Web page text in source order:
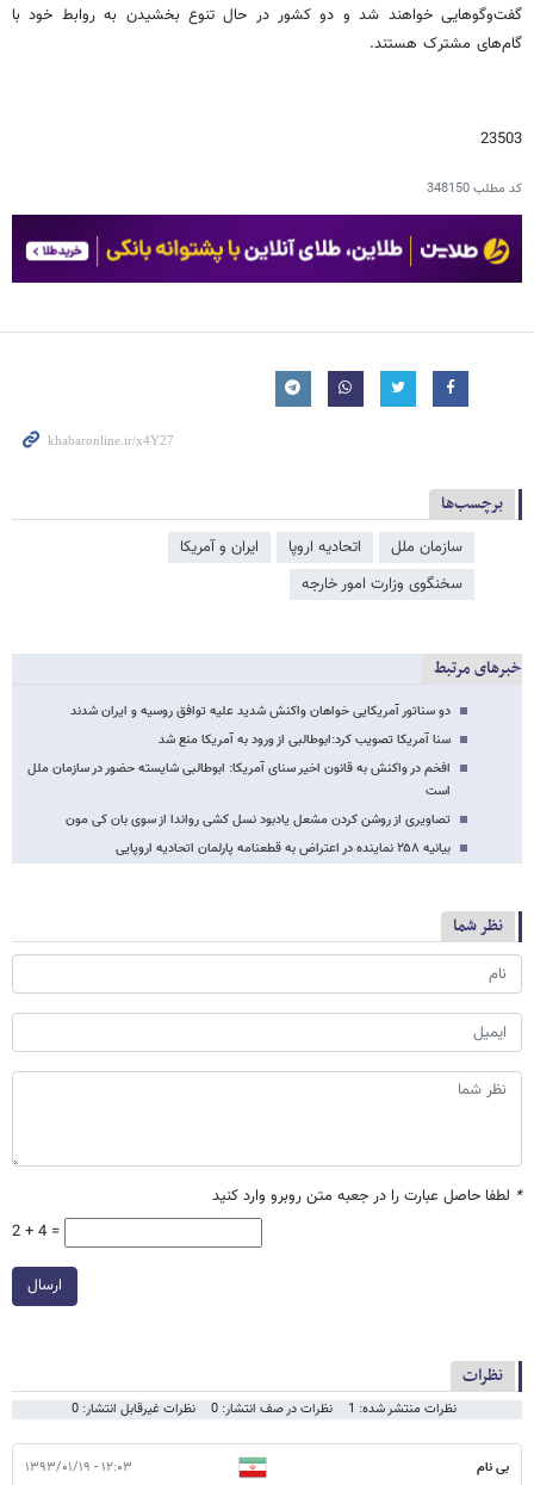
گفت‌وگوهایی خواهند شد و دو کشور در حال تنوع‌ بخشیدن به روابط خود با
گام‌های مشترک هستند.
23503
کد مطلب348150
برچسب‌ها
سازمان ملل اتحادیه اروپا
ایران و آمریکا
سخنگوی وزارت امور خارجه
خبرهای مرتبط
دو سناتور آمریکایی خواهان واکنش شدید علیه توافق روسیه و ایران شدند
سنا آمریکا تصویب کرد:ابوطالبی از ورود به آمریکا منع شد
افخم در واکنش به قانون اخیر سنای آمریکا: ابوطالبی شایسته حضور در سازمان ملل
است
تصاویری از روشن کردن مشعل یادبود نسل کشی رواندا از سوی بان کی مون
بیانیه ۲۵۸ نماینده در اعتراض به قطعنامه پارلمان اتحادیه اروپایی
نظر شما
* لطفا حاصل عبارت را در جعبه متن روبرو وارد کنید
2 + 4 =
ارسال
نظرات
نظرات منتشر شده: 1 نظرات در صف انتشار: 0 نظرات غیرقابل انتشار: 0
بی نام ۱۲:۰۳ - ۱۳۹۳/۰۱/۱۹